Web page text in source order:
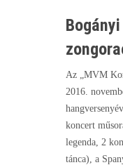
Az „MVM
2016.
koncert
legenda, 2
tánca), a